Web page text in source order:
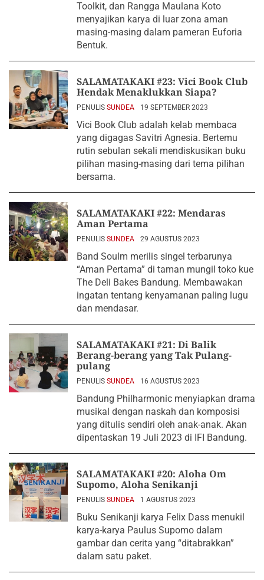
Toolkit, dan Rangga Maulana Koto
menyajikan karya di luar zona aman
masing-masing dalam pameran Euforia
Bentuk.
SALAMATAKAKI #23: Vici Book Club
Hendak Menaklukkan Siapa?
PENULIS SUNDEA 19 SEPTEMBER 2023
Vici Book Club adalah kelab membaca
yang digagas Savitri Agnesia. Bertemu
rutin sebulan sekali mendiskusikan buku
pilihan masing-masing dari tema pilihan
bersama.
SALAMATAKAKI #22: Mendaras
Aman Pertama
PENULIS SUNDEA 29 AGUSTUS 2023
Band Soulm merilis singel terbarunya
“Aman Pertama” di taman mungil toko kue
The Deli Bakes Bandung. Membawakan
ingatan tentang kenyamanan paling lugu
dan mendasar.
SALAMATAKAKI #21: Di Balik
Berang-berang yang Tak Pulang-
pulang
PENULIS SUNDEA 16 AGUSTUS 2023
Bandung Philharmonic menyiapkan drama
musikal dengan naskah dan komposisi
yang ditulis sendiri oleh anak-anak. Akan
dipentaskan 19 Juli 2023 di IFI Bandung.
SALAMATAKAKI #20: Aloha Om
Supomo, Aloha Senikanji
PENULIS SUNDEA 1 AGUSTUS 2023
Buku Senikanji karya Felix Dass menukil
karya-karya Paulus Supomo dalam
gambar dan cerita yang “ditabrakkan”
dalam satu paket.